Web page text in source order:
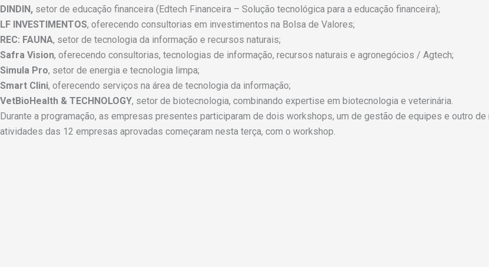
DINDIN, setor de educação financeira (Edtech Financeira – Solução tecnológica para a educação financeira);
LF INVESTIMENTOS, oferecendo consultorias em investimentos na Bolsa de Valores;
REC: FAUNA, setor de tecnologia da informação e recursos naturais;
Safra Vision, oferecendo consultorias, tecnologias de informação, recursos naturais e agronegócios / Agtech;
Simula Pro, setor de energia e tecnologia limpa;
Smart Clini, oferecendo serviços na área de tecnologia da informação;
VetBioHealth & TECHNOLOGY, setor de biotecnologia, combinando expertise em biotecnologia e veterinária.
Durante a programação, as empresas presentes participaram de dois workshops, um de gestão de equipes e outro
atividades das 12 empresas aprovadas começaram nesta terça, com o workshop.